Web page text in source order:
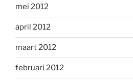
mei 2012
april 2012
maart 2012
februari 2012